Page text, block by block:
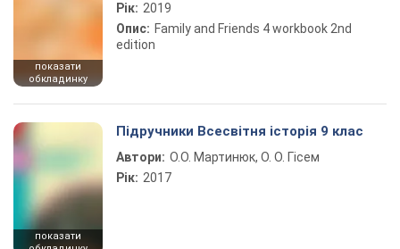
показати
обкладинку
Рік: 2019
Опис: Family and Friends 4 workbook 2nd
edition
показати
Підручники Всесвітня історія 9 клас
Автори: О.О. Мартинюк, О. О. Гісем
Рік: 2017